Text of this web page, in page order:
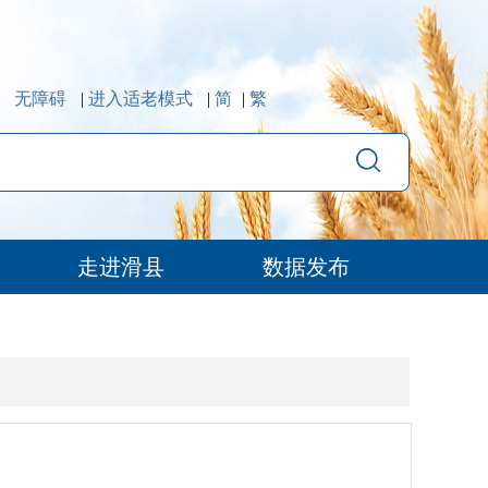
无障碍 | 进入适老模式 | 简 | 繁
走进滑县 数据发布